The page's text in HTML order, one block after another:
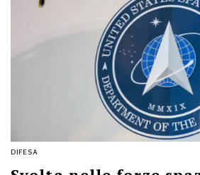
DIFESA